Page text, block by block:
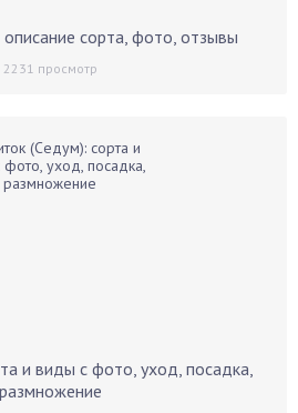
сорта, фото, отзывы
2231 просмотр
и виды с фото, уход, посадка,
размножение